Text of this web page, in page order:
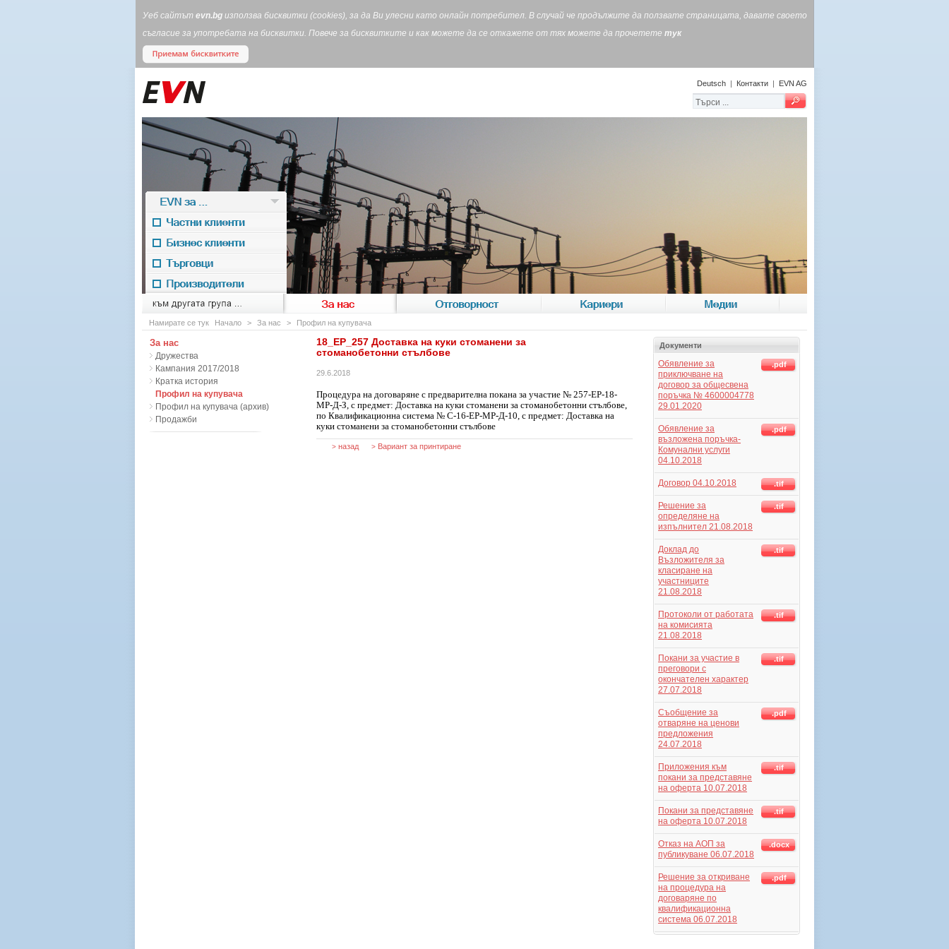
Уеб сайтът evn.bg използва бисквитки (cookies), за да Ви улесни като онлайн потребител. В случай че продължите да ползвате страницата, давате своето
съгласие за употребата на бисквитки. Повече за бисквитките и как можете да се откажете от тях можете да прочетете тук
Deutsch | Контакти | EVN AG
към другата група ... За нас Отговорност Кариери Медии
EVN for
EVN за ...
Частни клиенти
Бизнес клиенти
Търговци
Производители
Намирате се тук Начало > За нас > Профил на купувача
18_ЕР_257 Доставка на куки стоманени за
стоманобетонни стълбове
29.6.2018
Процедура на договаряне с предварителна покана за участие № 257-ЕР-18-
МР-Д-З, с предмет: Доставка на куки стоманени за стоманобетонни стълбове,
по Квалификационна система № C-16-ЕР-MР-Д-10, с предмет: Доставка на
куки стоманени за стоманобетонни стълбове
> назад > Вариант за принтиране
За нас
Дружества
Кампания 2017/2018
Кратка история
Профил на купувача
Профил на купувача (архив)
Продажби
Документи
Обявление за
приключване на
договор за общесвена
поръчка № 4600004778
29.01.2020
.pdf
Обявление за
възложена поръчка-
Комунални услуги
04.10.2018
.pdf
Договор 04.10.2018 .tif
Решение за
определяне на
изпълнител 21.08.2018
.tif
Доклад до
Възложителя за
класиране на
участниците
21.08.2018
.tif
Протоколи от работата
на комисията
21.08.2018
.tif
Покани за участие в
преговори с
окончателен характер
27.07.2018
.tif
Съобщение за
отваряне на ценови
предложения
24.07.2018
.pdf
Приложения към
покани за представяне
на оферта 10.07.2018
.tif
Покани за представяне
на оферта 10.07.2018
.tif
Отказ на АОП за
публикуване 06.07.2018
.docx
Решение за откриване
на процедура на
договаряне по
квалификационна
система 06.07.2018
.pdf